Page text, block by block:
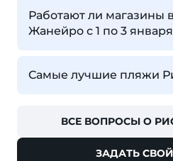
Работают ли магазины
Жанейро с 1 по 3 января
Самые лучшие пляжи
ВСЕ ВОПРОСЫ О
ЗАДАТЬ